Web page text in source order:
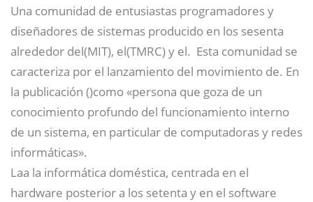
Una comunidad de entusiastas programadores y
diseñadores de sistemas producido en los sesenta
alrededor del(MIT), el(TMRC) y el. ​ Esta comunidad se
caracteriza por el lanzamiento del movimiento de. ​En
la publicación ()como «persona que goza de un
conocimiento profundo del funcionamiento interno
de un sistema, en particular de computadoras y redes
informáticas».
Laa la informática doméstica, centrada en el
hardware posterior a los setenta y en el software